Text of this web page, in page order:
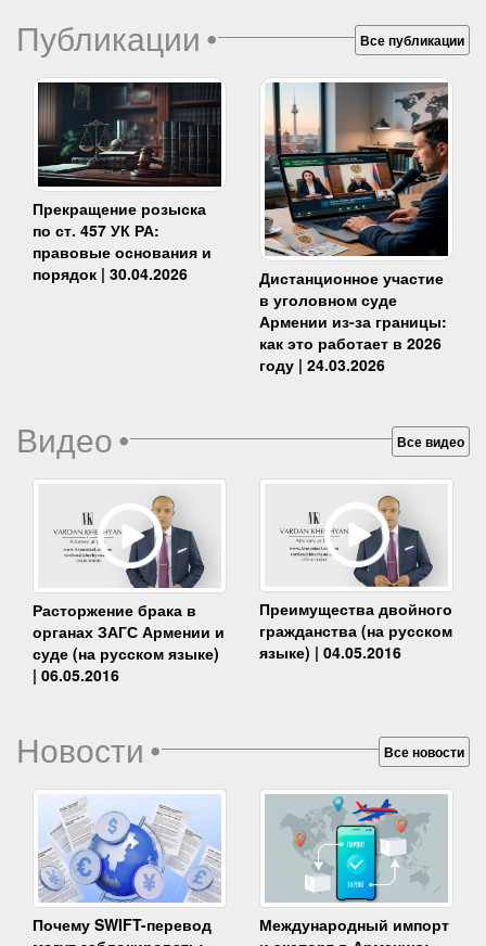
Публикации• Все публикации
Прекращение розыска
по ст. 457 УК РА:
правовые основания и
порядок | 30.04.2026
Дистанционное участие
в уголовном суде
Армении из-за границы:
как это работает в 2026
году | 24.03.2026
Видео• Все видео
Расторжение брака в
органах ЗАГС Армении и
суде (на русском языке)
| 06.05.2016
Преимущества двойного
гражданства (на русском
языке) | 04.05.2016
Новости• Все новости
Почему SWIFT-перевод
Международный импорт